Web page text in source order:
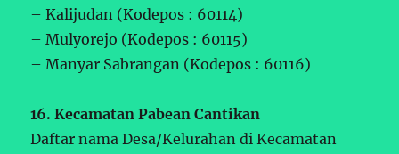
– Kalijudan (Kodepos : 60114)
– Mulyorejo (Kodepos : 60115)
– Manyar Sabrangan (Kodepos : 60116)
16. Kecamatan Pabean Cantikan
Daftar nama Desa/Kelurahan di Kecamatan